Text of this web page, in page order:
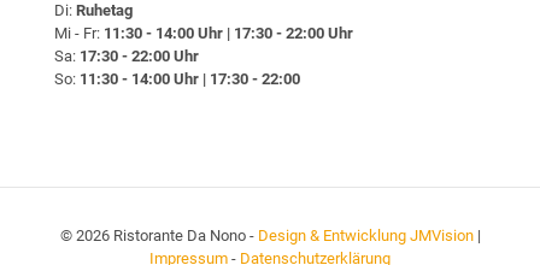
Di: Ruhetag
Mi - Fr: 11:30 - 14:00 Uhr | 17:30 - 22:00 Uhr
Sa: 17:30 - 22:00 Uhr
So: 11:30 - 14:00 Uhr | 17:30 - 22:00
© 2026 Ristorante Da Nono - Design & Entwicklung JMVision|
Impressum - Datenschutzerklärung